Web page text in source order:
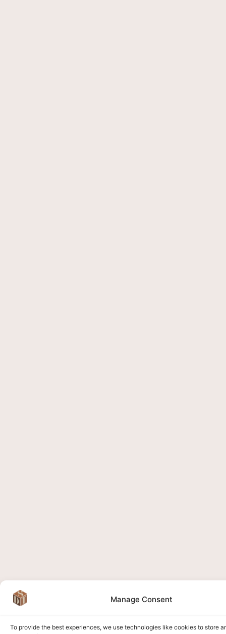
Manage Consent
To provide the best experiences, we use technologies like cookies to store